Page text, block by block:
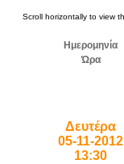
Ημερομηνία
Ώρα
Δευτέρα
05-11-2012
13:30